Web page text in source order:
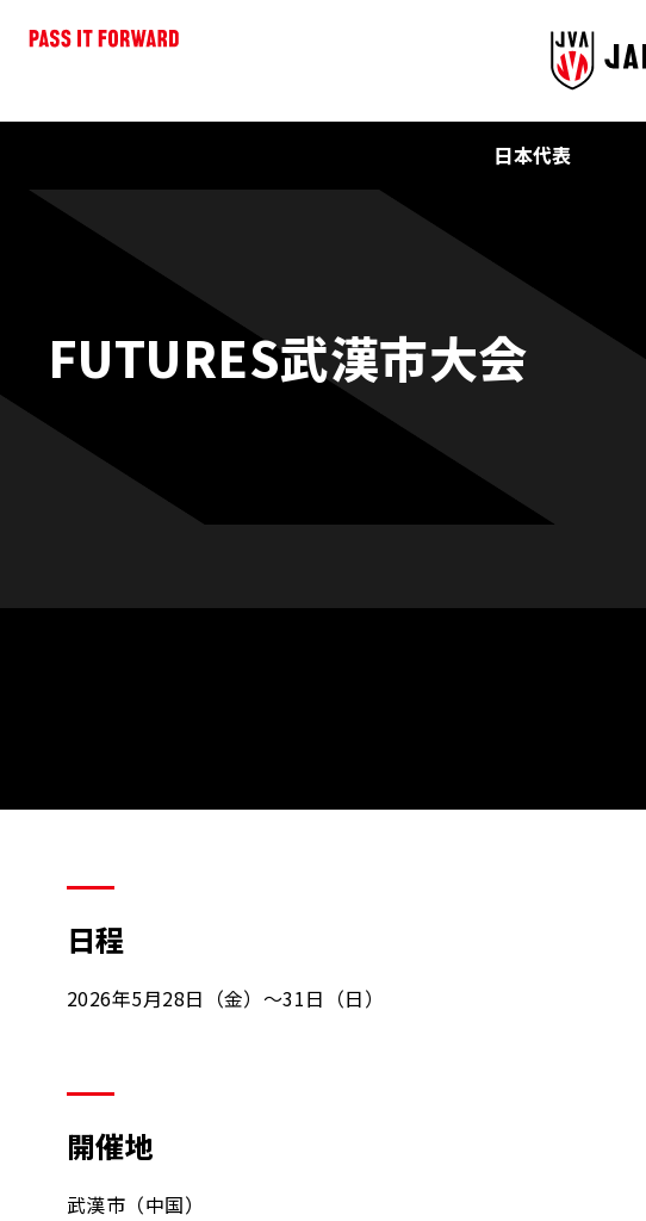
日本代表
FUTURES武漢市大会
日程
2026年5月28日（金）～31日（日）
開催地
武漢市（中国）